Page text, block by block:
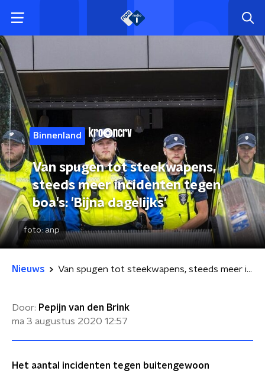
Binnenland
Van spugen tot steekwapens,
steeds meer incidenten tegen
boa's: 'Bijna dagelijks'
foto:anp
Nieuws Van spugen tot steekwapens, steeds meer incidenten tegen boa's: 'Bijna dagelijks'
Door: Pepijn van den Brink
ma 3 augustus 2020 12:57
Het aantal incidenten tegen buitengewoon